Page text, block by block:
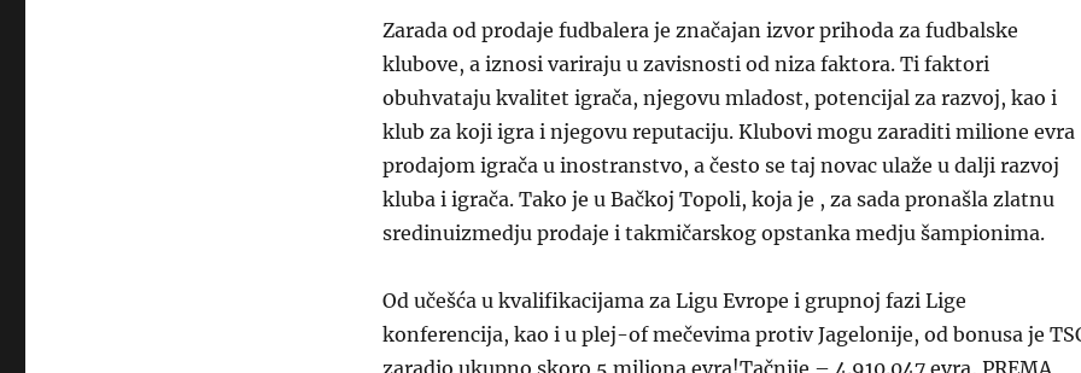
Zarada od prodaje fudbalera je značajan izvor prihoda za fudbalske
klubove, a iznosi variraju u zavisnosti od niza faktora. Ti faktori
obuhvataju kvalitet igrača, njegovu mladost, potencijal za razvoj, kao i
klub za koji igra i njegovu reputaciju. Klubovi mogu zaraditi milione evra
prodajom igrača u inostranstvo, a često se taj novac ulaže u dalji razvoj
kluba i igrača. Tako je u Bačkoj Topoli, koja je , za sada pronašla zlatnu
sredinuizmedju prodaje i takmičarskog opstanka medju šampionima.
Od učešća u kvalifikacijama za Ligu Evrope i grupnoj fazi Lige
konferencija, kao i u plej-of mečevima protiv Jagelonije, od bonusa je